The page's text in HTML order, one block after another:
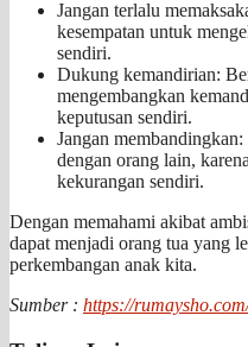
Jangan terlalu
kesempatan untuk
sendiri.
Dukung kemandirian:
mengembangkan
keputusan sendiri.
Jangan
dengan orang lain,
kekurangan sendiri.
Dengan memahami akibat
dapat menjadi orang tua yang
perkembangan anak kita.
Sumber : https://